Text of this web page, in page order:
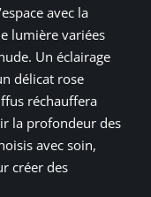
avec la
lumière variées
Un éclairage
délicat rose
réchauffera
la profondeur des
avec soin,
créer des